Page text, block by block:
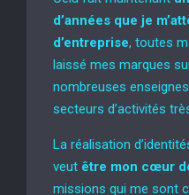
d’années que je
d’entreprise, toutes
laissé mes marques
nombreuses
secteurs d’activités
La réalisation
veut être mon cœur
missions qui me sont